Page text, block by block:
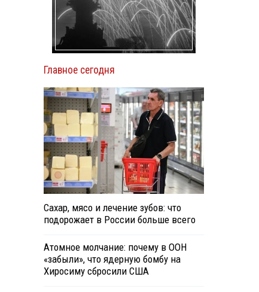
Главное сегодня
Сахар, мясо и лечение зубов: что
подорожает в России больше всего
Атомное молчание: почему в ООН
«забыли», что ядерную бомбу на
Хиросиму сбросили США